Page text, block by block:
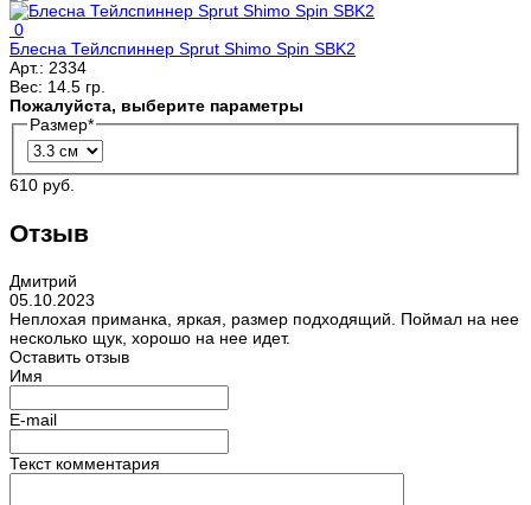
0
Блесна Тейлспиннер Sprut Shimo Spin SBK2
Арт.: 2334
Вес: 14.5 гр.
Пожалуйста, выберите параметры
Размер*
610 руб.
Отзыв
Дмитрий
05.10.2023
Неплохая приманка, яркая, размер подходящий. Поймал на нее
несколько щук, хорошо на нее идет.
Оставить отзыв
Имя
E-mail
Текст комментария